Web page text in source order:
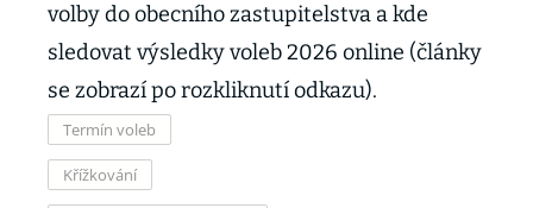
volby do obecního zastupitelstva a kde
sledovat výsledky voleb 2026 online (články
se zobrazí po rozkliknutí odkazu).
Termín voleb
Křížkování